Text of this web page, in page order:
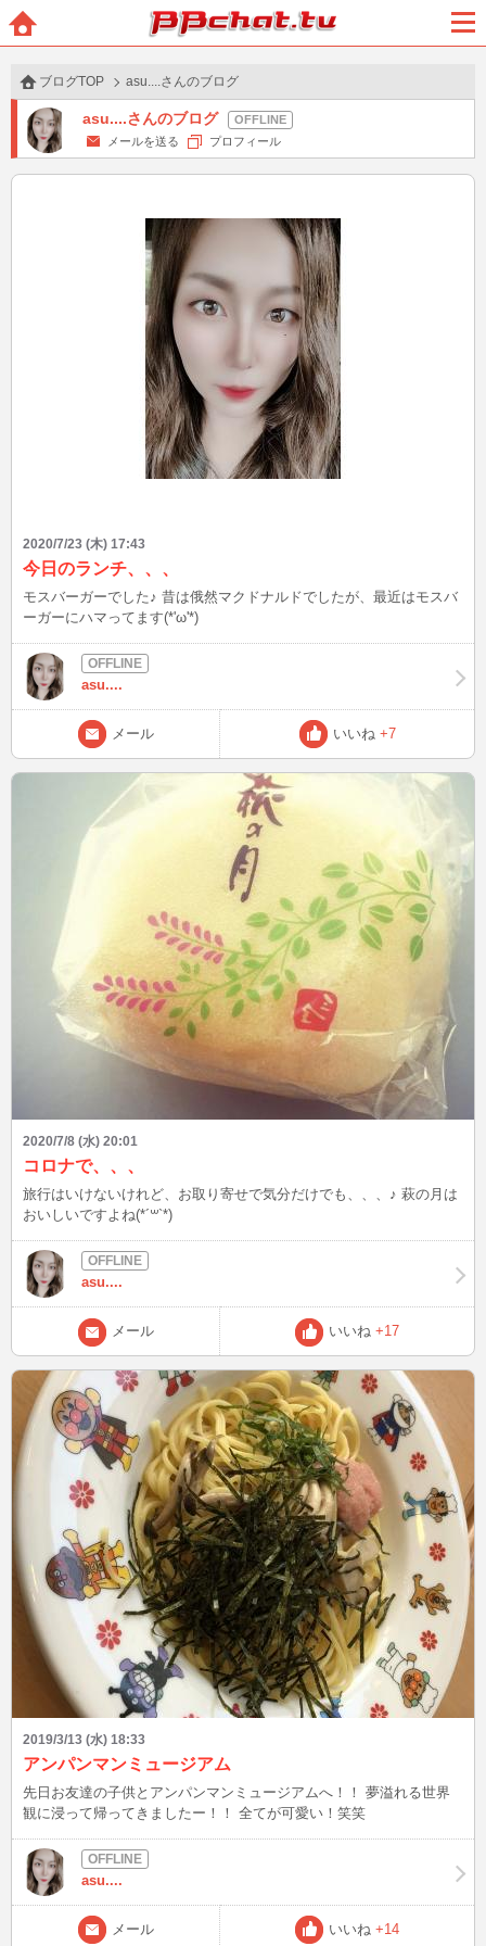
BBchatTV
ブログTOP asu....さんのブログ
asu....さんのブログ
メールを送る プロフィール
2020/7/23 (木) 17:43
今日のランチ、、、
モスバーガーでした♪ 昔は俄然マクドナルドでしたが、最近はモスバ
ーガーにハマってます(*'ω'*)
asu....
メール いいね +7
2020/7/8 (水) 20:01
コロナで、、、
旅行はいけないけれど、お取り寄せで気分だけでも、、、♪ 萩の月は
おいしいですよね(*´꒳`*)
asu....
メール いいね +17
2019/3/13 (水) 18:33
アンパンマンミュージアム
先日お友達の子供とアンパンマンミュージアムへ！！ 夢溢れる世界
観に浸って帰ってきましたー！！ 全てが可愛い！笑笑
asu....
メール いいね +14